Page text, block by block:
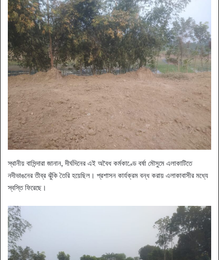
​স্থানীয় বাসিন্দারা জানান, দীর্ঘদিনের এই অবৈধ কর্মকাণ্ডে বর্ষা মৌসুমে এলাকাটিতে
নদীভাঙনের তীব্র ঝুঁকি তৈরি হয়েছিল। প্রশাসন কার্যক্রম বন্ধ করায় এলাকাবাসীর মধ্যে
স্বস্তি ফিরেছে।